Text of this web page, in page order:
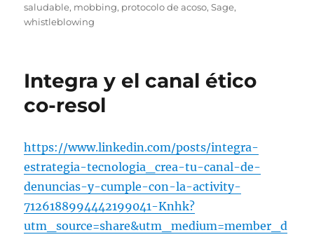
saludable, mobbing, protocolo de acoso,Sage,
whistleblowing
Integra y el canal ético
co-resol
https://www.linkedin.com/posts/integra-
estrategia-tecnologia_crea-tu-canal-de-
denuncias-y-cumple-con-la-activity-
7126188994442199041-Knhk?
utm_source=share&utm_medium=member_d